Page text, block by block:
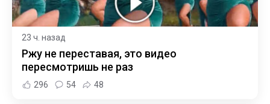
23 ч. назад
Ржу не переставая, это видео
пересмотришь не раз
296 54 48